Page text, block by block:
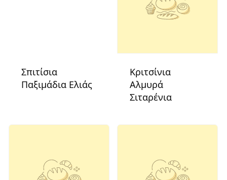
Σπιτίσια
Παξιμάδια Ελιάς
Κριτσίνια
Αλμυρά
Σιταρένια